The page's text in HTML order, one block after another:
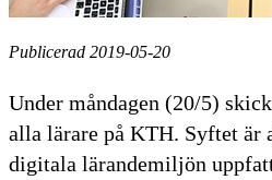
Publicerad 2019-05-20
Under måndagen (20/5)
alla lärare på KTH. Syftet är
digitala lärandemiljön